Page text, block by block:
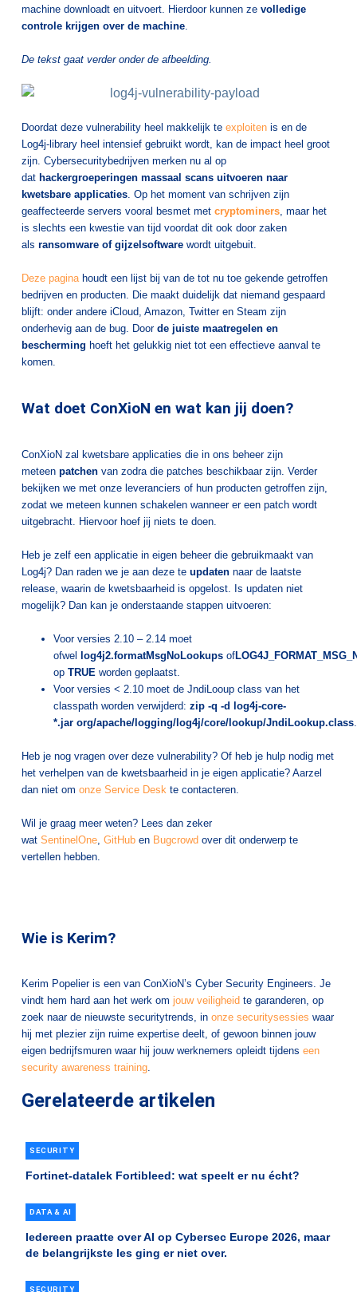
machine downloadt en uitvoert. Hierdoor kunnen ze volledige
controle krijgen over de machine.
De tekst gaat verder onder de afbeelding.
Doordat deze vulnerability heel makkelijk te exploitenis en de
Log4j-library heel intensief gebruikt wordt, kan de impact heel groot
zijn. Cybersecuritybedrijven merken nu al op
dat hackergroeperingen massaal scans uitvoeren naar
kwetsbare applicaties. Op het moment van schrijven zijn
geaffecteerde servers vooral besmet met cryptominers, maar het
is slechts een kwestie van tijd voordat dit ook door zaken
als ransomware of gijzelsoftwarewordt uitgebuit.
Deze paginahoudt een lijst bij van de tot nu toe gekende getroffen
bedrijven en producten. Die maakt duidelijk dat niemand gespaard
blijft: onder andere iCloud, Amazon, Twitter en Steam zijn
onderhevig aan de bug. Door de juiste maatregelen en
bescherming hoeft het gelukkig niet tot een effectieve aanval te
komen.
Wat doet ConXioN en wat kan jij doen?
ConXioN zal kwetsbare applicaties die in ons beheer zijn
meteen patchenvan zodra die patches beschikbaar zijn. Verder
bekijken we met onze leveranciers of hun producten getroffen zijn,
zodat we meteen kunnen schakelen wanneer er een patch wordt
uitgebracht. Hiervoor hoef jij niets te doen.
Heb je zelf een applicatie in eigen beheer die gebruikmaakt van
Log4j? Dan raden we je aan deze te updatennaar de laatste
release, waarin de kwetsbaarheid is opgelost. Is updaten niet
mogelijk? Dan kan je onderstaande stappen uitvoeren:
Voor versies 2.10 – 2.14 moet
ofwel
log4j2.formatMsgNoLookupsof
op TRUE worden geplaatst.
Voor versies < 2.10 moet de JndiLooup class van het
classpath worden verwijderd: zip -q -d log4j-core-
*.jar org/apache/logging/log4j/core/lookup/JndiLookup.class.
Heb je nog vragen over deze vulnerability? Of heb je hulp nodig met
het verhelpen van de kwetsbaarheid in je eigen applicatie? Aarzel
dan niet om onze Service Desk te contacteren.
Wil je graag meer weten? Lees dan zeker
wat SentinelOne, GitHuben Bugcrowd over dit onderwerp te
vertellen hebben.
Wie is Kerim?
Kerim Popelier is een van ConXioN’s Cyber Security Engineers. Je
vindt hem hard aan het werk om jouw veiligheid te garanderen, op
zoek naar de nieuwste securitytrends, in onze securitysessies waar
hij met plezier zijn ruime expertise deelt, of gewoon binnen jouw
eigen bedrijfsmuren waar hij jouw werknemers opleidt tijdens een
security awareness training.
Gerelateerde artikelen
SECURITY
Fortinet-datalek Fortibleed: wat speelt er nu écht?
DATA & AI
Iedereen praatte over AI op Cybersec Europe 2026, maar
de belangrijkste les ging er niet over.
SECURITY